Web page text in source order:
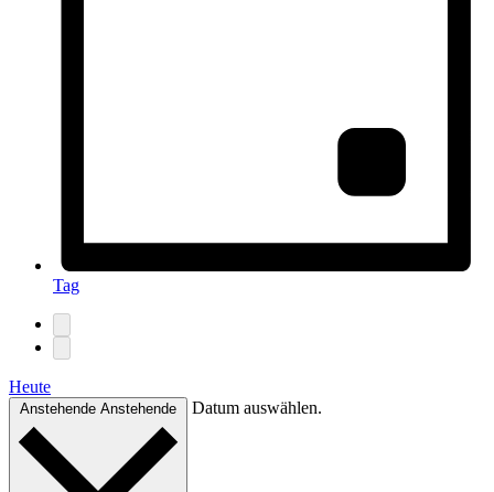
Tag
Heute
Anstehende Anstehende Datum auswählen.